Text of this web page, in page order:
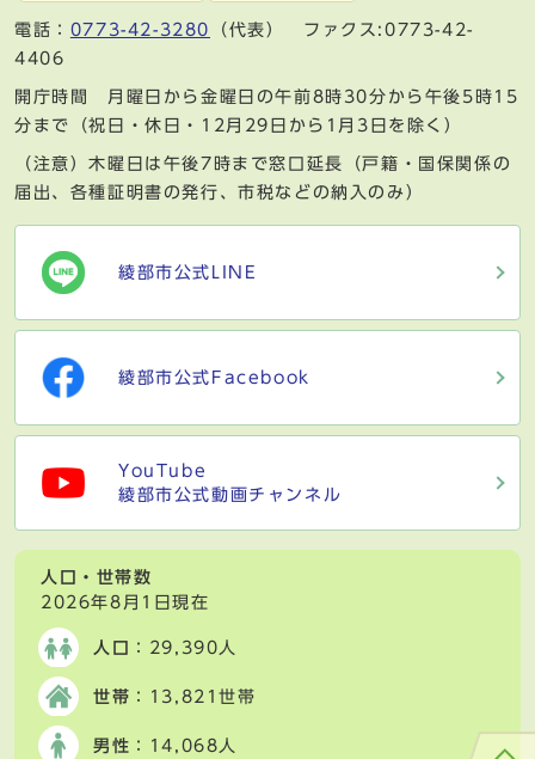
電話： 0773-42-3280
（代表） ファクス:0773-42-
4406
開庁時間 月曜日から金曜日の午前8時30分から午後5時15
分まで（祝日・休日・12月29日から1月3日を除く）
（注意）木曜日は午後7時まで窓口延長（戸籍・国保関係の
届出、各種証明書の発行、市税などの納入のみ）
綾部市公式LINE
綾部市公式Facebook
YouTube
綾部市公式動画チャンネル
人口・世帯数
2026年8月1日現在
人口 ：29,390人
世帯 ：13,821世帯
男性 ：14,068人